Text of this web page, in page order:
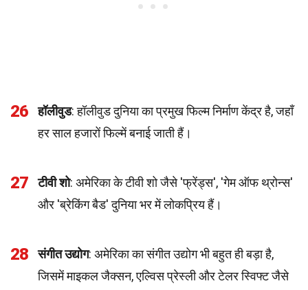
26 हॉलीवुड: हॉलीवुड दुनिया का प्रमुख फिल्म निर्माण केंद्र है, जहाँ
हर साल हजारों फिल्में बनाई जाती हैं।
27 टीवी शो: अमेरिका के टीवी शो जैसे 'फ्रेंड्स', 'गेम ऑफ थ्रोन्स'
और 'ब्रेकिंग बैड' दुनिया भर में लोकप्रिय हैं।
28 संगीत उद्योग: अमेरिका का संगीत उद्योग भी बहुत ही बड़ा है,
जिसमें माइकल जैक्सन, एल्विस प्रेस्ली और टेलर स्विफ्ट जैसे